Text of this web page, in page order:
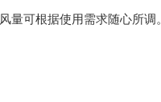
风量可根据使用需求随心所调。